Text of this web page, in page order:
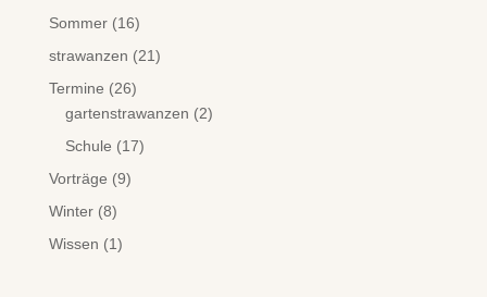
Sommer(16)
strawanzen (21)
Termine (26)
gartenstrawanzen (2)
Schule (17)
Vorträge (9)
Winter(8)
Wissen (1)